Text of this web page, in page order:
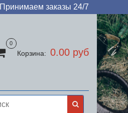
Принимаем заказы 24/7
0
Корзина: 0.00 руб